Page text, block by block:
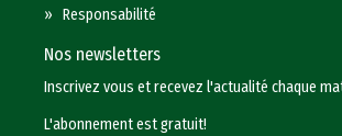
»Responsabilité
Nos newsletters
Inscrivez vous et recevez l'actualité chaque
L'abonnement est gratuit!